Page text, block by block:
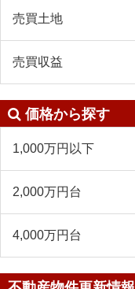
売買土地
売買収益
価格から探す
1,000万円以下
2,000万円台
4,000万円台